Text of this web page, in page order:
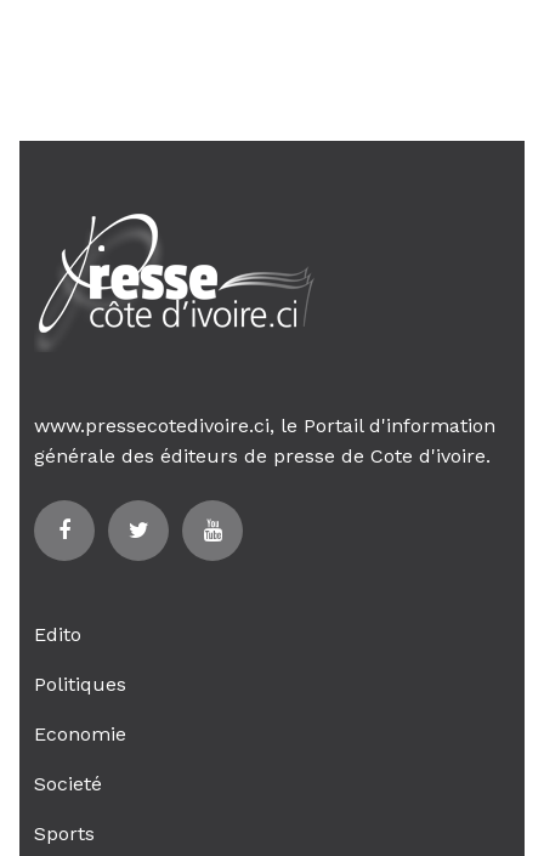
www.pressecotedivoire.ci, le Portail d'information
générale des éditeurs de presse de Cote d'ivoire.
Edito
Politiques
Economie
Societé
Sports